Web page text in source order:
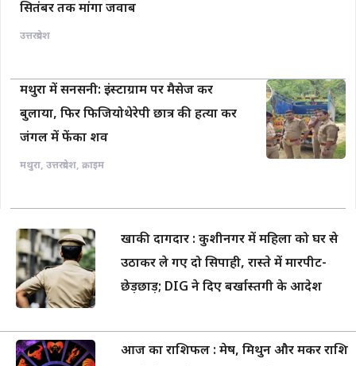
सितंबर तक मांगा जवाब
उत्तरप्रदेश
मथुरा में सनसनी: इंस्टाग्राम पर मैसेज कर
बुलाया, फिर फिजियोथेरेपी छात्र की हत्या कर
जंगल में फेंका शव
मथुरा, उत्तरप्रदेश, क्राइम
खाकी दागदार : कुशीनगर में महिला को घर से
उठाकर ले गए दो सिपाही, रास्ते में मारपीट-
छेड़छाड़; DIG ने दिए बर्खास्तगी के आदेश
आज का राशिफल : मेष, मिथुन और मकर राशि